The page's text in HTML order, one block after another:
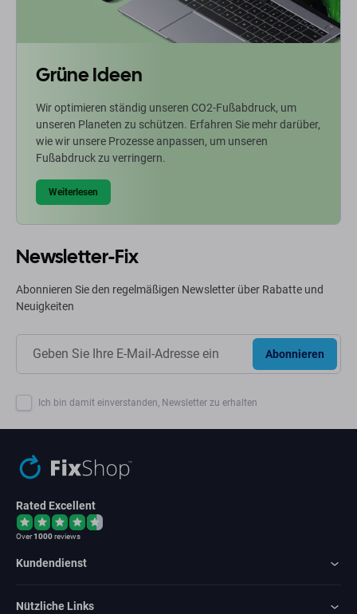
Grüne Ideen
Wir optimieren ständig unseren CO2-Fußabdruck, um
unseren Planeten zu schützen. Erfahren Sie mehr darüber,
wie wir unsere Prozesse anpassen, um unseren
Fußabdruck zu verringern.
Weiterlesen
Newsletter-Fix
Abonnieren Sie den regelmäßigen Newsletter über Rabatte und
Neuigkeiten
Abonnieren
Ich bin damit einverstanden, Newsletter zu erhalten
Rated Excellent
Over1000reviews
Kundendienst
Nützliche Links